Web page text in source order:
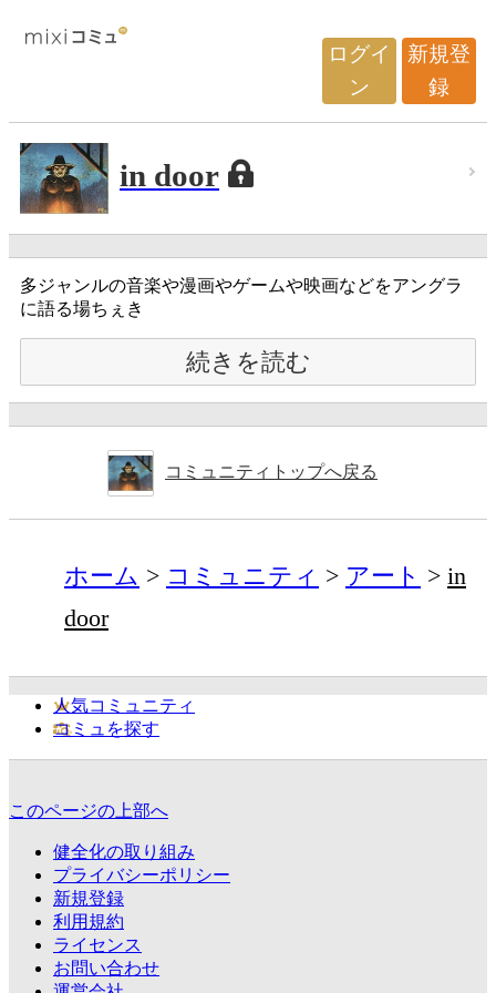
ログイ
ン
新規登
録
in door
多ジャンルの音楽や漫画やゲームや映画などをアングラ
に語る場ちぇき
続きを読む
コミュニティトップへ戻る
ホーム コミュニティ アート
in
door
人気コミュニティ
コミュを探す
このページの上部へ
健全化の取り組み
プライバシーポリシー
新規登録
利用規約
ライセンス
お問い合わせ